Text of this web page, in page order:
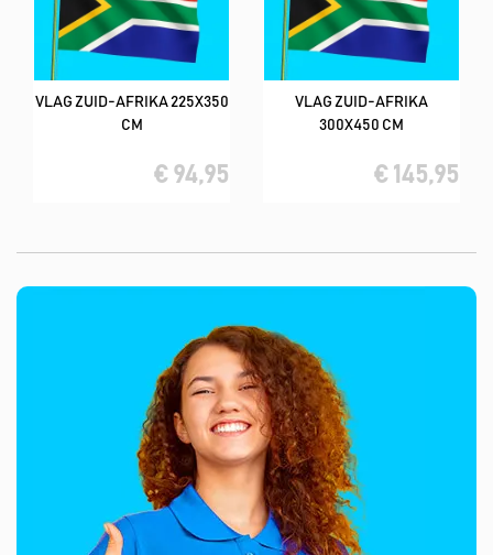
VLAG ZUID-AFRIKA 225X350
CM
€ 94,95
VLAG ZUID-AFRIKA
300X450 CM
€ 145,95